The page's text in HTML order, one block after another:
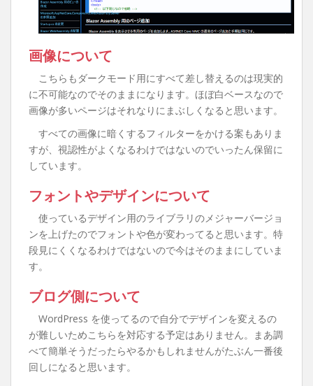
画像について
こちらもダークモード用にすべて差し替えるのは現実的
に不可能なのでそのままになります。ほぼ白ベースなので
画像が多いページはそれなりにまぶしくなると思います。
すべての画像に暗くするフィルターをかける案もありま
すが、視認性がよくなるわけではないのでいったん保留に
しています。
フォントやデザインについて
使っているデザイン用のライブラリのメジャーバージョ
ンを上げたのでフォントや色が変わってると思います。特
段見にくくなるわけではないので今はそのままにしていま
す。
ブログ側について
WordPress を使ってるので自分でデザインを変えるの
が難しいためこちらを対応する予定はありません。まあ調
べて簡単そうだったらやるかもしれませんがたぶん一番後
回しになると思います。